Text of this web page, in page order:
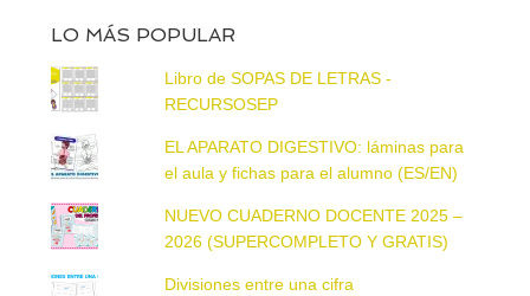
LO MÁS POPULAR
Libro de SOPAS DE LETRAS -
RECURSOSEP
EL APARATO DIGESTIVO: láminas para
el aula y fichas para el alumno (ES/EN)
NUEVO CUADERNO DOCENTE 2025 –
2026 (SUPERCOMPLETO Y GRATIS)
Divisiones entre una cifra